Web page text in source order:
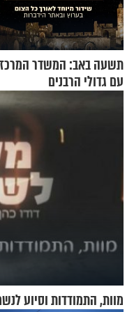
תשעה באב: המשדר
עם גדולי הרבנים
מוות, התמודדות וסיוע